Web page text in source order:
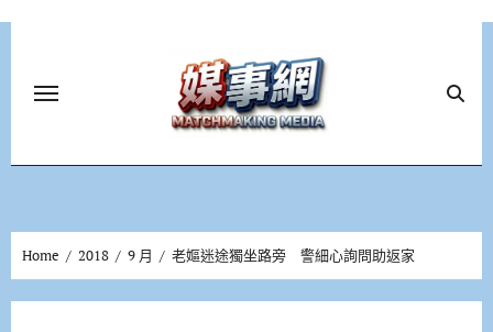
Home 2018 9 月 老嫗迷途獨坐路旁 警細心詢問助返家